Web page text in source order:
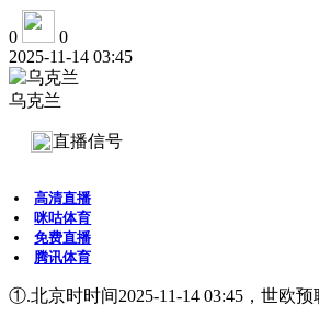
0
0
2025-11-14 03:45
乌克兰
直播信号
高清直播
咪咕体育
免费直播
腾讯体育
①.北京时时间2025-11-14 03:45，世欧